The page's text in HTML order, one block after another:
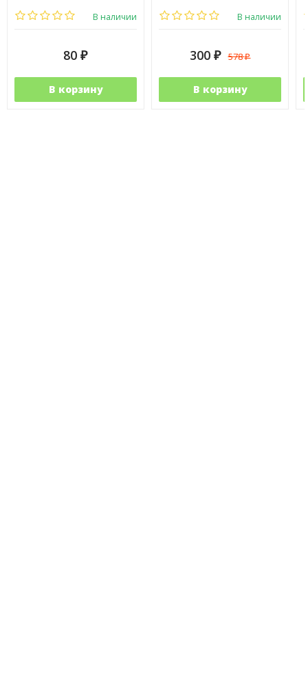
В наличии
80 ₽
В корзину
Тип крючка:
В наличии
300 ₽ 578₽
В корзину